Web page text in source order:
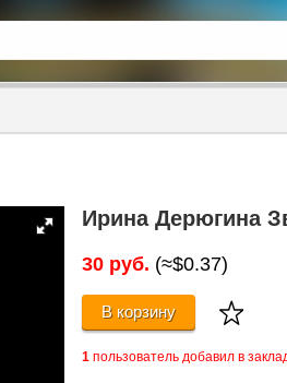
Ирина Дерюгина
30 руб. (≈$0.37)
В корзину
1 пользователь добавил в